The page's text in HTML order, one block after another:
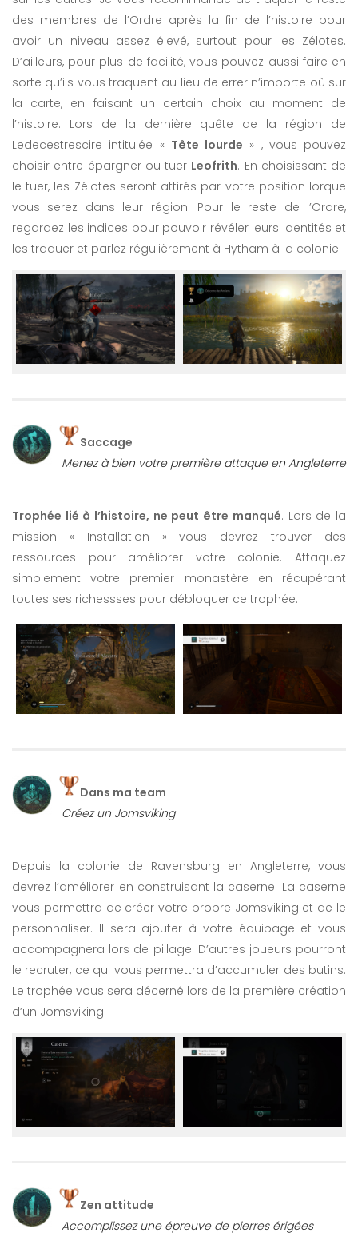
des membres de l’Ordre après la fin de l’histoire pour
avoir un niveau assez élevé, surtout pour les Zélotes.
D’ailleurs, pour plus de facilité, vous pouvez aussi faire en
sorte qu’ils vous traquent au lieu de errer n’importe où sur
la carte, en faisant un certain choix au moment de
l’histoire. Lors de la dernière quête de la région de
Ledecestrescire intitulée « Tête lourde » , vous pouvez
choisir entre épargner ou tuer Leofrith. En choisissant de
le tuer, les Zélotes seront attirés par votre position lorque
vous serez dans leur région. Pour le reste de l’Ordre,
regardez les indices pour pouvoir révéler leurs identités et
les traquer et parlez régulièrement à Hytham à la colonie.
Saccage
Menez à bien votre première attaque en Angleterre
Trophée lié à l’histoire, ne peut être manqué. Lors de la
mission « Installation » vous devrez trouver des
ressources pour améliorer votre colonie. Attaquez
simplement votre premier monastère en récupérant
toutes ses richessses pour débloquer ce trophée.
Dans ma team
Créez un Jomsviking
Depuis la colonie de Ravensburg en Angleterre, vous
devrez l’améliorer en construisant la caserne. La caserne
vous permettra de créer votre propre Jomsviking et de le
personnaliser. Il sera ajouter à votre équipage et vous
accompagnera lors de pillage. D’autres joueurs pourront
le recruter, ce qui vous permettra d’accumuler des butins.
Le trophée vous sera décerné lors de la première création
d’un Jomsviking.
Zen attitude
Accomplissez une épreuve de pierres érigées